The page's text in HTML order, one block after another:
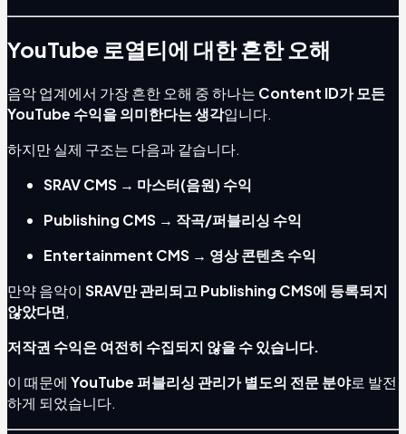
YouTube 로열티에 대한 흔한 오해
음악 업계에서 가장 흔한 오해 중 하나는 Content ID가 모든
YouTube 수익을 의미한다는 생각입니다.
하지만 실제 구조는 다음과 같습니다.
SRAV CMS → 마스터(음원) 수익
Publishing CMS → 작곡/퍼블리싱 수익
Entertainment CMS → 영상 콘텐츠 수익
만약 음악이 SRAV만 관리되고 Publishing CMS에 등록되지
않았다면,
저작권 수익은 여전히 수집되지 않을 수 있습니다.
이 때문에 YouTube 퍼블리싱 관리가 별도의 전문 분야로 발전
하게 되었습니다.